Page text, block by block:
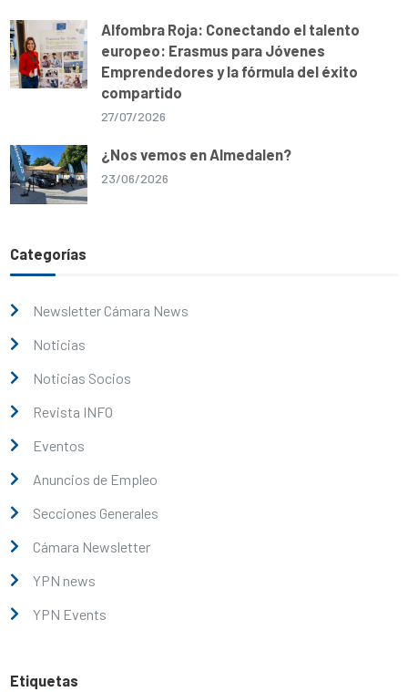
Alfombra Roja: Conectando el talento
europeo: Erasmus para Jóvenes
Emprendedores y la fórmula del éxito
compartido
27/07/2026
¿Nos vemos en Almedalen?
23/06/2026
Categorías
Newsletter Cámara News
Noticias
Noticias Socios
Revista INFO
Eventos
Anuncios de Empleo
Secciones Generales
Cámara Newsletter
YPN news
YPN Events
Etiquetas